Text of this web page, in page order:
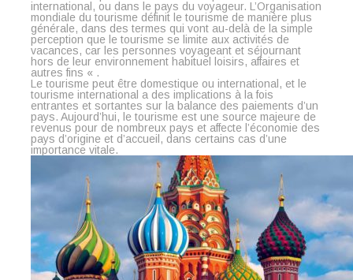
international, ou dans le pays du voyageur. L’Organisation
mondiale du tourisme définit le tourisme de manière plus
générale, dans des termes qui vont au-delà de la simple
perception que le tourisme se limite aux activités de
vacances, car les personnes voyageant et séjournant
hors de leur environnement habituel loisirs, affaires et
autres fins « .
Le tourisme peut être domestique ou international, et le
tourisme international a des implications à la fois
entrantes et sortantes sur la balance des paiements d’un
pays. Aujourd’hui, le tourisme est une source majeure de
revenus pour de nombreux pays et affecte l’économie des
pays d’origine et d’accueil, dans certains cas d’une
importance vitale.